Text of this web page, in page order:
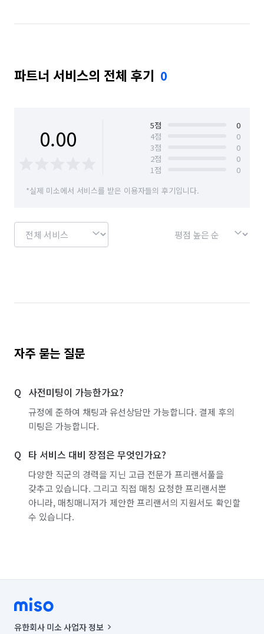
서울 강남구 서울 강동구 서울 강북구
서울 구로구 서울 금천구 서울 노원구
서울 서초구
서울 성동구 서울 송파구
서울 용산구
서울 은평구 서울 종로구 서울 중구
서울 중랑구 경기 부천시 소사구
경기 부천시 원미구
파트너 서비스의 전체 후기 0
0.00 5점
0
4점
0
3점
0
2점
0
1점
0
*실제 미소에서 서비스를 받은 이용자들의 후기입니다.
자주 묻는 질문
사전미팅이 가능한가요?
규정에 준하여 채팅과 유선상담만 가능합니다. 결제 후의
미팅은 가능합니다.
타 서비스 대비 장점은 무엇인가요?
다양한 직군의 경력을 지닌 고급 전문가 프리랜서풀을
갖추고 있습니다. 그리고 직접 매칭 요청한 프리랜서뿐
아니라, 매칭매니저가 제안한 프리랜서의 지원서도 확인할
수 있습니다.
유한회사 미소 사업자 정보